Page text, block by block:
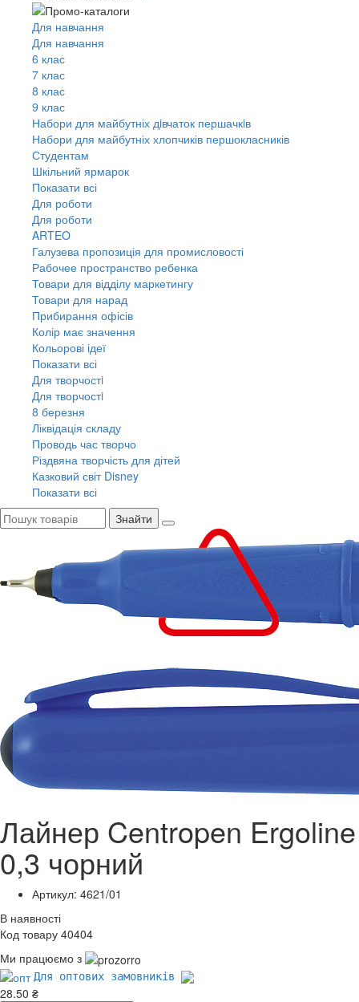
Для навчання
Для навчання
6 клас
7 клас
8 клас
9 клас
Набори для майбутніх дiвчаток першачкiв
Набори для майбутніх хлопчиків першокласників
Студентам
Шкільний ярмарок
Показати всі
Для роботи
Для роботи
ARTEO
Галузева пропозиція для промисловості
Рабочее пространство ребенка
Товари для відділу маркетингу
Товари для нарад
Прибирання офісів
Колір має значення
Кольорові ідеї
Показати всі
Для творчостi
Для творчостi
8 березня
Ліквідація складу
Проводь час творчо
Різдвяна творчість для дітей
Казковий світ Disney
Показати всі
Знайти
Лайнер Centropen Ergoline
0,3 чорний
Артикул: 4621/01
В наявності
Код товару 40404
Ми працюємо з
Для оптових замовників
28.50 ₴